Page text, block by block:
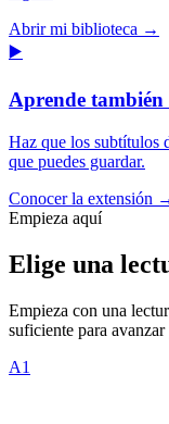
Abrir mi biblioteca →
▶️
Aprende también
Haz que los subtítulos
que puedes guardar.
Conocer la extensión
Empieza aquí
Elige una
Empieza con una
suficiente para
A1